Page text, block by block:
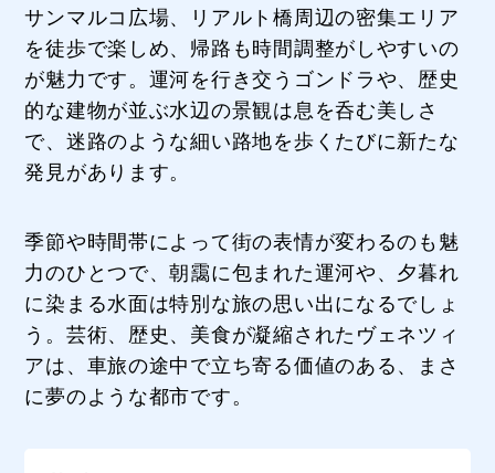
サンマルコ広場、リアルト橋周辺の密集エリア
を徒歩で楽しめ、帰路も時間調整がしやすいの
が魅力です。運河を行き交うゴンドラや、歴史
的な建物が並ぶ水辺の景観は息を呑む美しさ
で、迷路のような細い路地を歩くたびに新たな
発見があります。
季節や時間帯によって街の表情が変わるのも魅
力のひとつで、朝靄に包まれた運河や、夕暮れ
に染まる水面は特別な旅の思い出になるでしょ
う。芸術、歴史、美食が凝縮されたヴェネツィ
アは、車旅の途中で立ち寄る価値のある、まさ
に夢のような都市です。